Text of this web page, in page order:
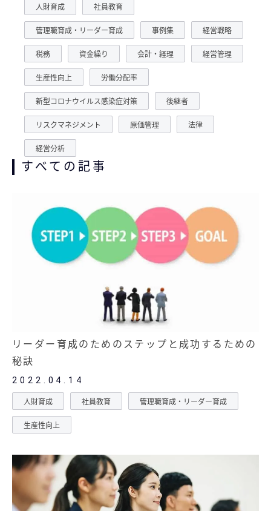
人財育成 社員教育
管理職育成・リーダー育成 事例集 経営戦略
税務 資金繰り 会計・経理 経営管理
生産性向上 労働分配率
新型コロナウイルス感染症対策 後継者
リスクマネジメント 原価管理 法律
経営分析
すべての記事
リーダー育成のためのステップと成功するための
秘訣
2022.04.14
人財育成 社員教育 管理職育成・リーダー育成
生産性向上